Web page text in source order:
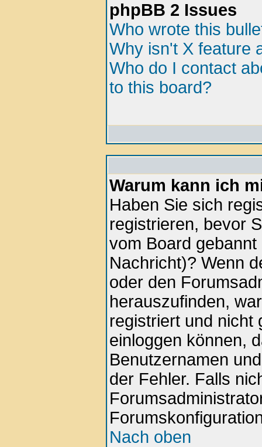
phpBB 2 Issues
Who wrote this
Why isn't X feature
Who do I contact
to this board?
Warum kann ich
Haben Sie sich
registrieren, bevor
vom Board
Nachricht)? Wenn
oder den
herauszufinden,
registriert und nicht
einloggen können,
Benutzernamen
der Fehler. Falls
Nach oben